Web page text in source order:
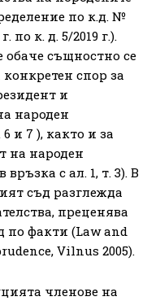
по к.д. №
по к. д. 5/2019 г.).
същностно се
спор за
и
народен
6 и 7 ), както и за
на народен
връзка с ал. 1, т. 3). В
съд разглежда
преценява
по факти (Law and
Vilnus 2005).
членове на